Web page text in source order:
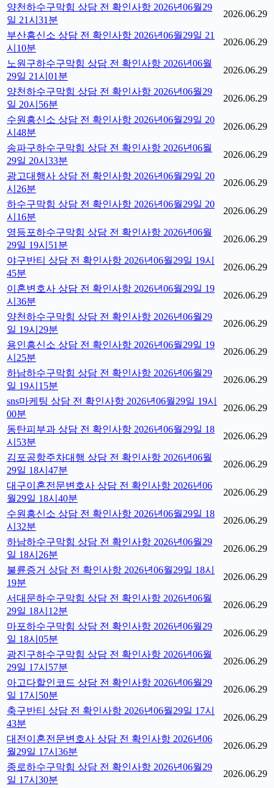
양천하수구막힘 상담 전 확인사항 2026년06월29
일 21시31분
2026.06.29
부산흥신소 상담 전 확인사항 2026년06월29일 21
시10분
2026.06.29
노원구하수구막힘 상담 전 확인사항 2026년06월
29일 21시01분
2026.06.29
양천하수구막힘 상담 전 확인사항 2026년06월29
일 20시56분
2026.06.29
수원흥신소 상담 전 확인사항 2026년06월29일 20
시48분
2026.06.29
송파구하수구막힘 상담 전 확인사항 2026년06월
29일 20시33분
2026.06.29
광고대행사 상담 전 확인사항 2026년06월29일 20
시26분
2026.06.29
하수구막힘 상담 전 확인사항 2026년06월29일 20
시16분
2026.06.29
영등포하수구막힘 상담 전 확인사항 2026년06월
29일 19시51분
2026.06.29
야구반티 상담 전 확인사항 2026년06월29일 19시
45분
2026.06.29
이혼변호사 상담 전 확인사항 2026년06월29일 19
시36분
2026.06.29
양천하수구막힘 상담 전 확인사항 2026년06월29
일 19시29분
2026.06.29
용인흥신소 상담 전 확인사항 2026년06월29일 19
시25분
2026.06.29
하남하수구막힘 상담 전 확인사항 2026년06월29
일 19시15분
2026.06.29
sns마케팅 상담 전 확인사항 2026년06월29일 19시
00분
2026.06.29
동탄피부과 상담 전 확인사항 2026년06월29일 18
시53분
2026.06.29
김포공항주차대행 상담 전 확인사항 2026년06월
29일 18시47분
2026.06.29
대구이혼전문변호사 상담 전 확인사항 2026년06
월29일 18시40분
2026.06.29
수원흥신소 상담 전 확인사항 2026년06월29일 18
시32분
2026.06.29
하남하수구막힘 상담 전 확인사항 2026년06월29
일 18시26분
2026.06.29
불륜증거 상담 전 확인사항 2026년06월29일 18시
19분
2026.06.29
서대문하수구막힘 상담 전 확인사항 2026년06월
29일 18시12분
2026.06.29
마포하수구막힘 상담 전 확인사항 2026년06월29
일 18시05분
2026.06.29
광진구하수구막힘 상담 전 확인사항 2026년06월
29일 17시57분
2026.06.29
아고다할인코드 상담 전 확인사항 2026년06월29
일 17시50분
2026.06.29
축구반티 상담 전 확인사항 2026년06월29일 17시
43분
2026.06.29
대전이혼전문변호사 상담 전 확인사항 2026년06
월29일 17시36분
2026.06.29
종로하수구막힘 상담 전 확인사항 2026년06월29
일 17시30분
2026.06.29